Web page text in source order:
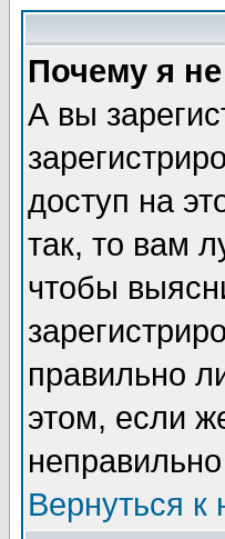
Почему я
А вы
доступ на
так, то вам
чтобы
правильно
этом, если
Вернуться к